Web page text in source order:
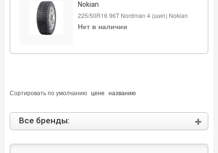
Nokian
225/50R16 96T Nordman 4 (шип) Nokian
Нет в наличии
Сортировать поумолчанию цене названию
Все бренды: